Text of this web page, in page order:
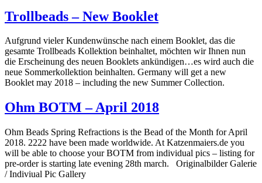
Trollbeads – New Booklet
Aufgrund vieler Kundenwünsche nach einem Booklet, das die
gesamte Trollbeads Kollektion beinhaltet, möchten wir Ihnen nun
die Erscheinung des neuen Booklets ankündigen…es wird auch die
neue Sommerkollektion beinhalten. Germany will get a new
Booklet may 2018 – including the new Summer Collection.
Ohm BOTM – April 2018
Ohm Beads Spring Refractions is the Bead of the Month for April
2018. 2222 have been made worldwide. At Katzenmaiers.de you
will be able to choose your BOTM from individual pics – listing for
pre-order is starting late evening 28th march. Originalbilder Galerie
/ Indiviual Pic Gallery